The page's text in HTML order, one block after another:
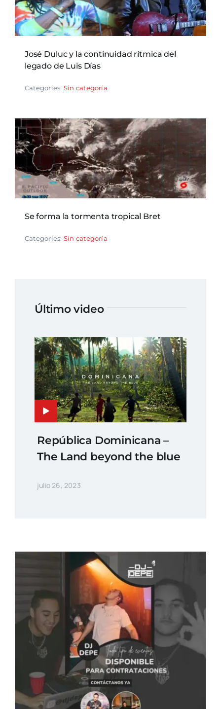
José Duluc y la continuidad rítmica del
legado de Luis Días
Categories: Sin categoría
Se forma la tormenta tropical Bret
Categories: Sin categoría
Último video
República Dominicana –
The Land beyond the blue
julio 26, 2023